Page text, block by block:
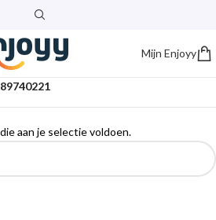
Mijn Enjoyy
aan je selectie voldoen.